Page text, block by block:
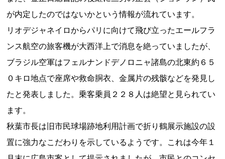
が内定したのではないかという情報が流れています。
リオデジャネイロからパリに向けて飛び立ったエールフラ
ンス航空の旅客機が大西洋上で消息を絶っていましたが、
ブラジル空軍はフェルナンドデノロニャ諸島の北東約６５
０キロ地点で座席や救命胴衣、金属片の残骸などを発見し
たと発表しました。乗客乗員２２８人は絶望と見られてい
ます。
秋葉市長は旧市民球場跡地利用計画で折り鶴展示施設の設
置に強力なこだわりを示しているようです。これは今年１